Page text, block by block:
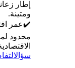
إطار
ومتينة.
سؤال